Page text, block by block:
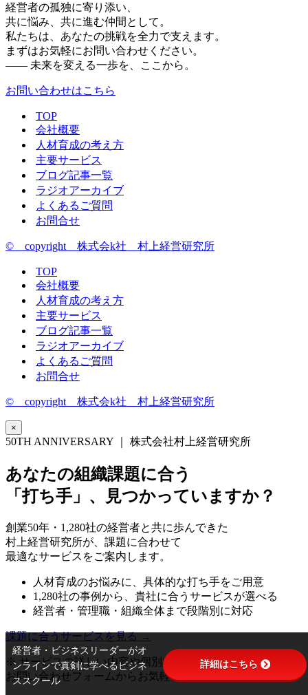
経営者の孤独に寄り添い、
共に悩み、共に進む仲間として。
私たちは、あなたの挑戦を全力で支えます。
まずはお気軽にお問い合わせください。
—— 未来を変える一歩を、ここから。
お問い合わせはこちら
TOP
会社概要
人材育成の考え方
主要サービス
ブログ記事一覧
ラジオアーカイブ
よくあるご質問
お問合せ
© copyright 株式会k社 村上経営研究所
TOP
会社概要
人材育成の考え方
主要サービス
ブログ記事一覧
ラジオアーカイブ
よくあるご質問
お問合せ
© copyright 株式会k社 村上経営研究所
×
50TH ANNIVERSARY ｜ 株式会社村上経営研究所
あなたの組織課題に合う
「打ち手」、見つかっていますか？
創業50年・1,280社の経営者と共に歩んできた
村上経営研究所が、課題に合わせて
最適なサービスをご案内します。
人材育成のお悩みに、具体的な打ち手をご用意
1,280社の事例から、貴社に合うサービスが選べる
経営者・管理職・組織全体まで段階別に対応
課題に合うサービスを見る →
※ サービスの詳しい内容や個別相談は
お問い合わせフォームからお気軽にどうぞ
経営者・ビジネスリーダーがオ
ンラインで真剣に学べるビジネ
ススクール
詳細はこちら